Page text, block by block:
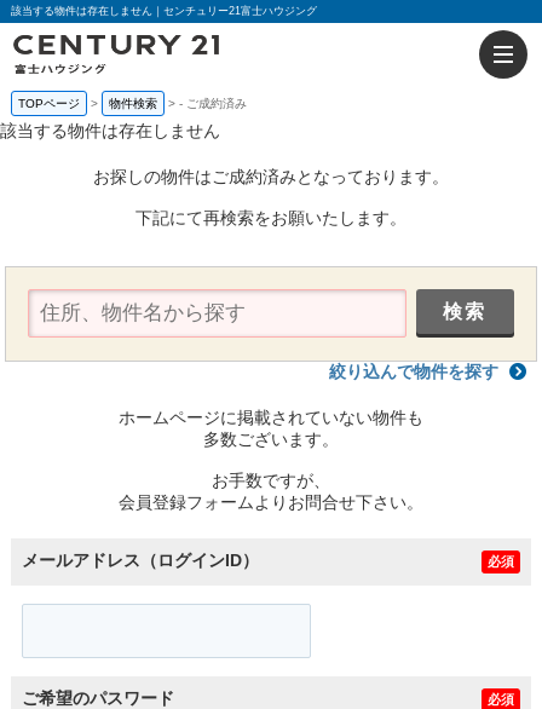
該当する物件は存在しません｜センチュリー21富士ハウジング
TOPページ 物件検索 - ご成約済み
該当する物件は存在しません
お探しの物件はご成約済みとなっております。
下記にて再検索をお願いたします。
絞り込んで物件を探す
ホームページに掲載されていない物件も
多数ございます。
お手数ですが、
会員登録フォームよりお問合せ下さい。
メールアドレス（ログインID） 必須
ご希望のパスワード 必須